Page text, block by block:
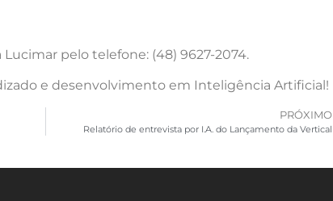
pelo telefone: (48) 9627-2074.
e desenvolvimento em Inteligência Artificial!
PRÓXIMO
Relatório de entrevista por I.A. do Lançamento da Vertical